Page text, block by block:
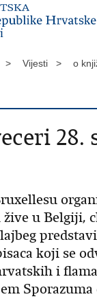
> Vijesti > o
28.
u Belgiji,
koji se
i